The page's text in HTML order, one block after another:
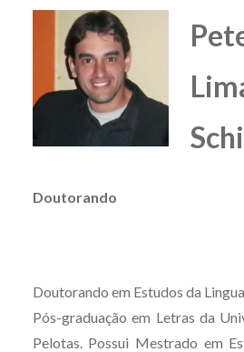
Doutorando
Doutorando em Estudos da
Pós-graduação em Letras da
Pelotas. Possui Mestrado em